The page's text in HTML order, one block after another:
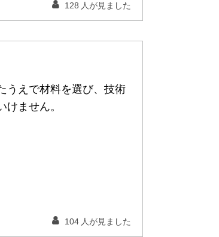
128 人が見ました
うえで材料を選び、技術
ません。
104 人が見ました